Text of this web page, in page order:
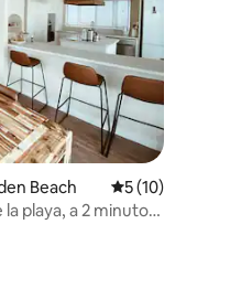
reseñas
Beach Calificación
5 (10)
playa, a 2 minutos